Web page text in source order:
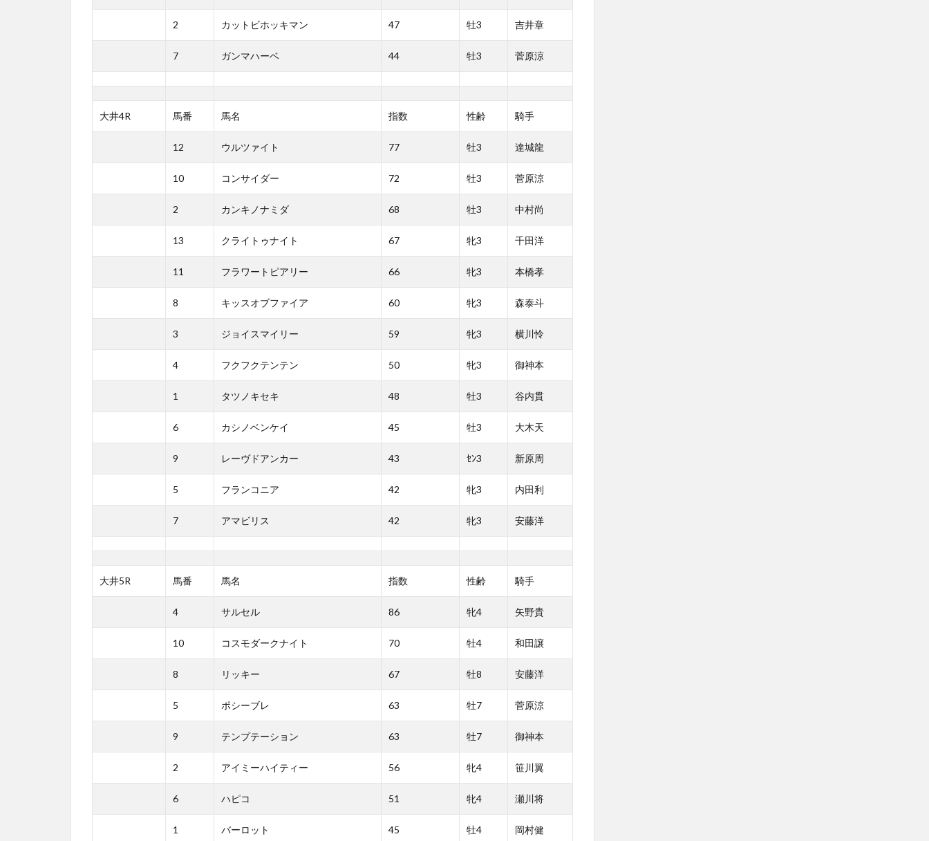
2 カットビホッキマン 47 牡3 吉井章
7 ガンマハーベ 44 牡3 菅原涼
大井4R 馬番 馬名 指数 性齢 騎手
12 ウルツァイト 77 牡3 達城龍
10 コンサイダー 72 牡3 菅原涼
2 カンキノナミダ 68 牡3 中村尚
13 クライトゥナイト 67 牝3 千田洋
11 フラワートピアリー 66 牝3 本橋孝
8 キッスオブファイア 60 牝3 森泰斗
3 ジョイスマイリー 59 牝3 横川怜
4 フクフクテンテン 50 牝3 御神本
1 タツノキセキ 48 牡3 谷内貫
6 カシノベンケイ 45 牡3 大木天
9 レーヴドアンカー 43 ｾﾝ3 新原周
5 フランコニア 42 牝3 内田利
7 アマビリス 42 牝3 安藤洋
大井5R 馬番 馬名 指数 性齢 騎手
4 サルセル 86 牝4 矢野貴
10 コスモダークナイト 70 牡4 和田譲
8 リッキー 67 牡8 安藤洋
5 ポシーブレ 63 牡7 菅原涼
9 テンプテーション 63 牡7 御神本
2 アイミーハイティー 56 牝4 笹川翼
6 ハピコ 51 牝4 瀬川将
1 バーロット 45 牡4 岡村健